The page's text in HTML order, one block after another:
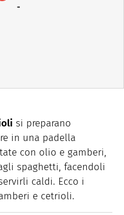
-
si preparano
in una padella
con olio e gamberi,
spaghetti, facendoli
caldi. Ecco i
e cetrioli.